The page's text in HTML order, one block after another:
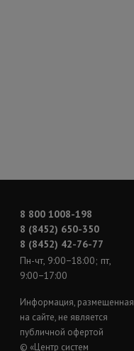
8 800 1008-198
8 (8452) 650-350
8 (8452) 42-76-77
Пн-чт, 9:00−18:00; пт,
9:00−17:00
Информация, размещенная
на сайте, не является
публичной офертой
© «Центр систем